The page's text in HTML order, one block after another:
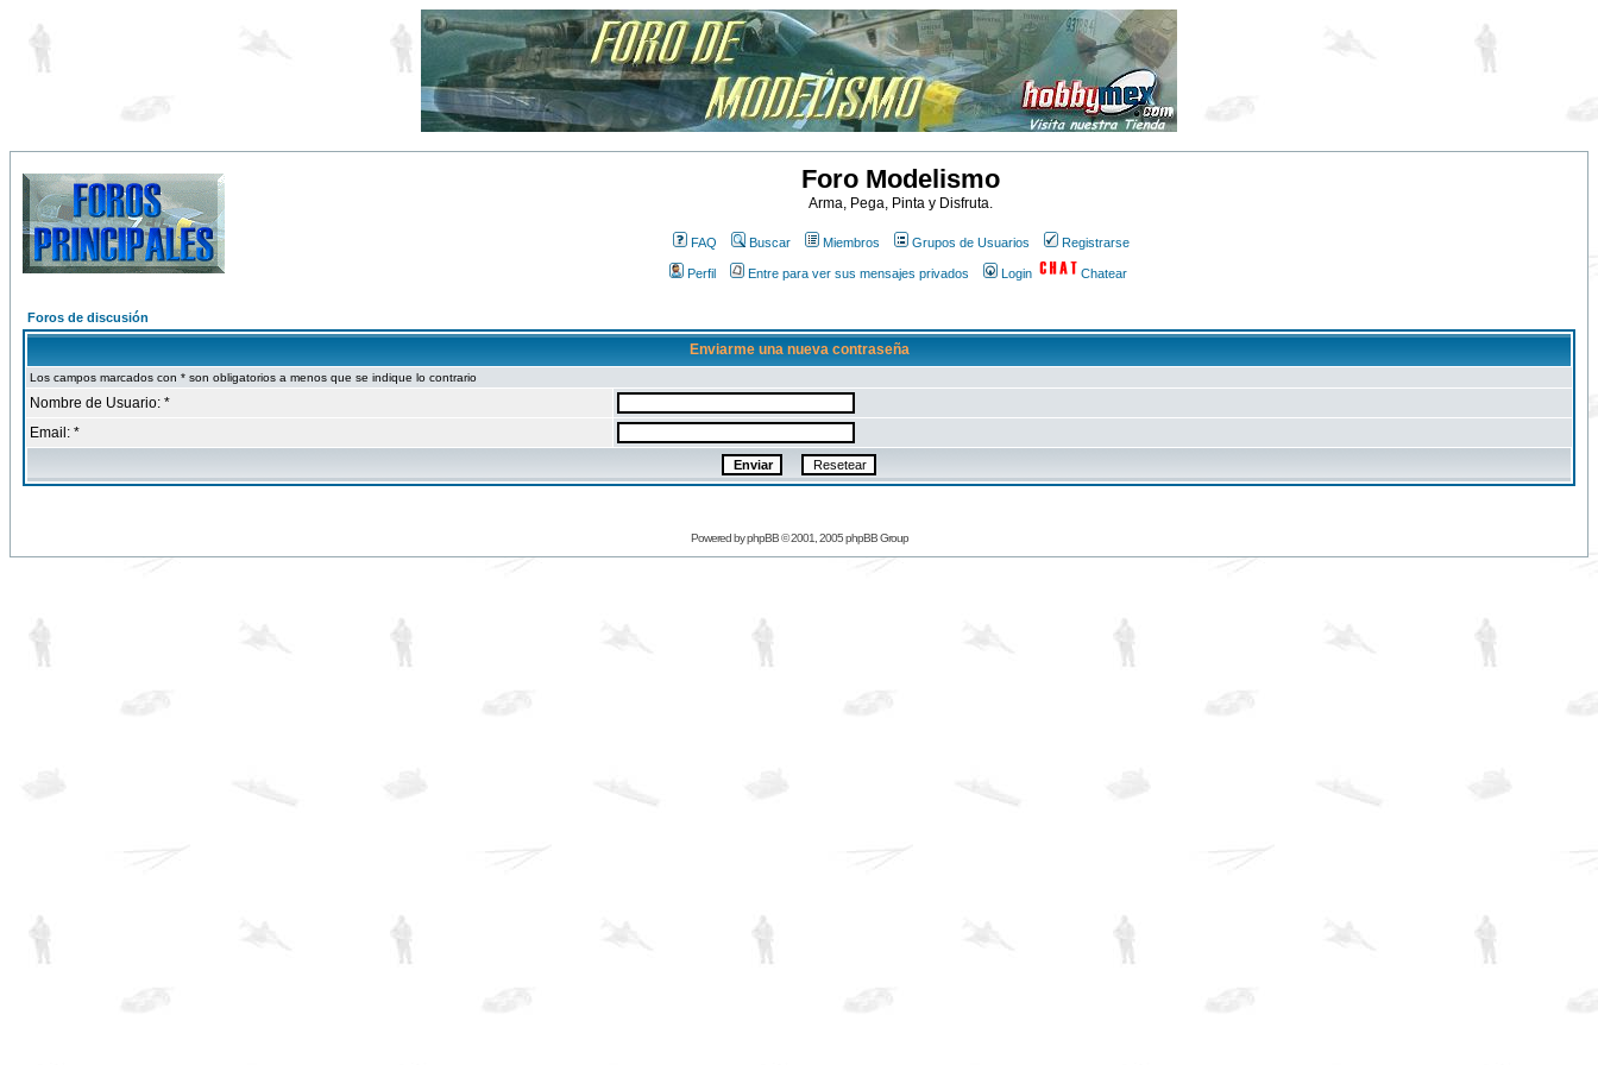
Foro Modelismo
Arma, Pega, Pinta y Disfruta.
FAQ Buscar Miembros Grupos de Usuarios Registrarse
Perfil Entre para ver sus mensajes privados Login Chatear
Foros de discusión
Enviarme una nueva contraseña
Los campos marcados con * son obligatorios a menos que se indique lo contrario
Nombre de Usuario: *
Email: *
Powered byphpBB© 2001, 2005 phpBB Group